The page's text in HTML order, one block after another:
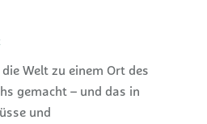
Welt zu einem Ort des
gemacht – und das in
und